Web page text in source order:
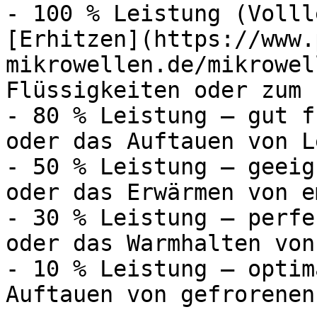
- 100 % Leistung
[Erhitzen](https://
mikrowellen.de/
Flüssigkeiten oder zum
- 80 % Leistung – gut
oder das Auftauen von
- 50 % Leistung –
oder das Erwärmen von
- 30 % Leistung –
oder das Warmhalten
- 10 % Leistung –
Auftauen von